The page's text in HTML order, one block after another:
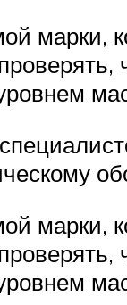
марки,
марки,